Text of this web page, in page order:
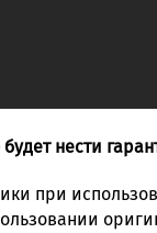
нести
при